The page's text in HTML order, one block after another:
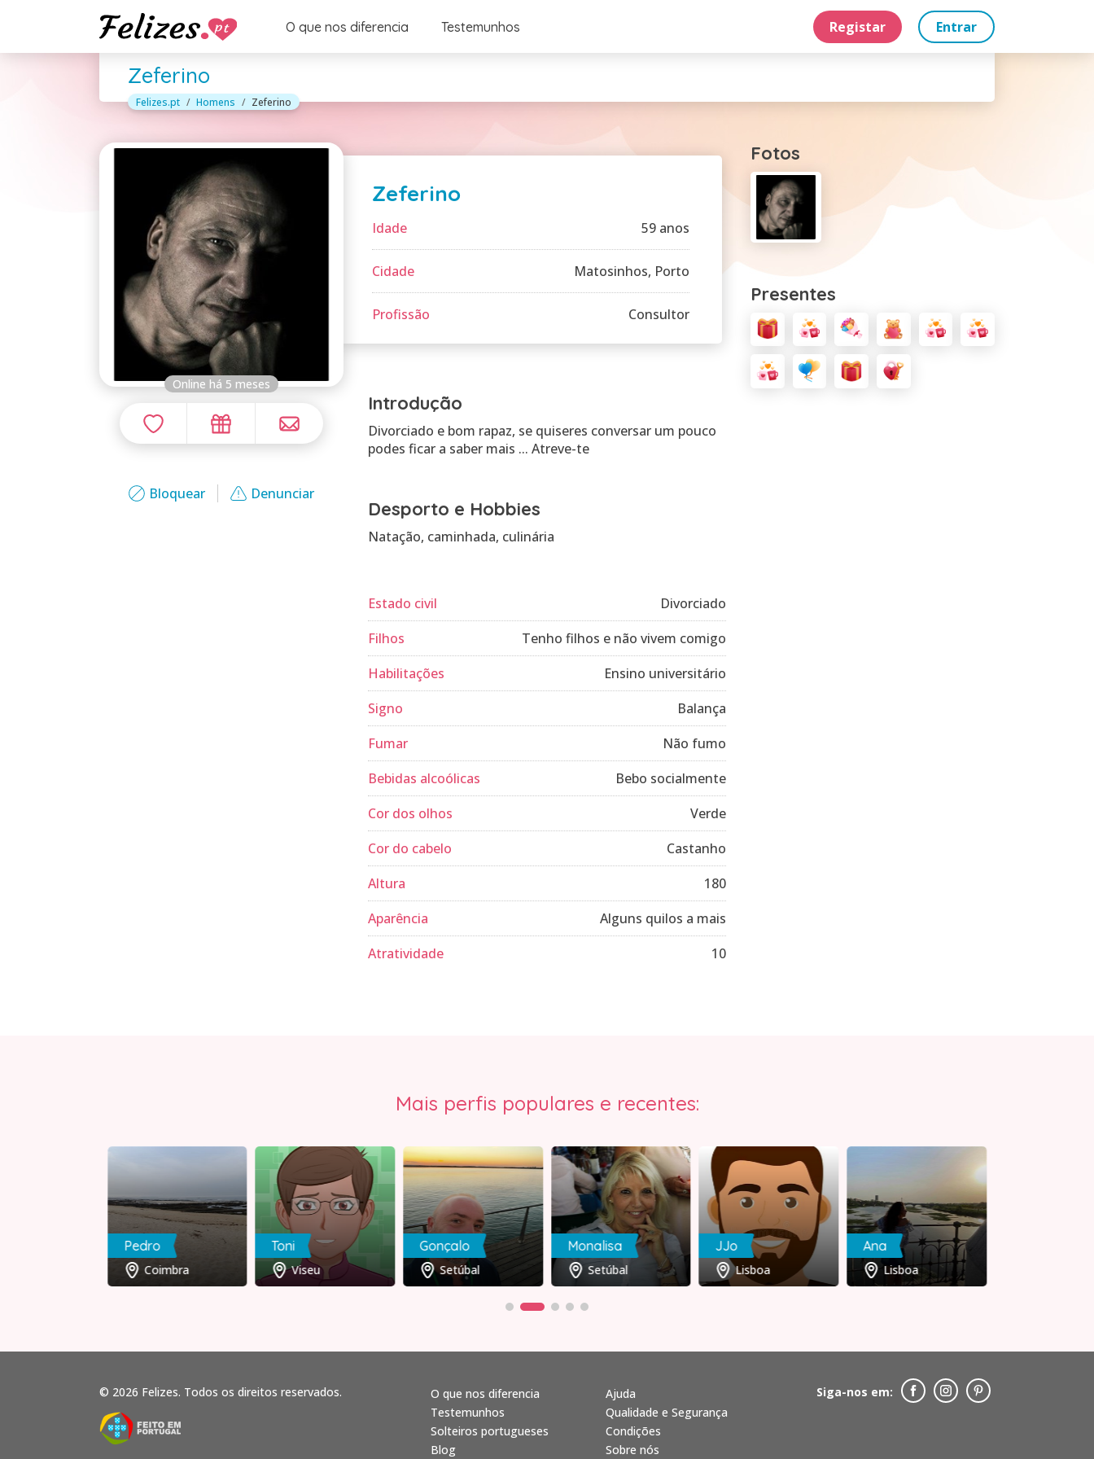
O que nos diferencia Testemunhos Registar Entrar
Zeferino
Felizes.pt Homens Zeferino
Online há 5 meses
Bloquear Denunciar
Zeferino
Idade 59 anos
Cidade Matosinhos, Porto
Profissão Consultor
Introdução
Divorciado e bom rapaz, se quiseres conversar um pouco
podes ficar a saber mais ... Atreve-te
Desporto e Hobbies
Natação, caminhada, culinária
Estado civil
Divorciado
Filhos
Tenho filhos e não vivem comigo
Habilitações
Ensino universitário
Signo
Balança
Fumar
Não fumo
Bebidas alcoólicas
Bebo socialmente
Cor dos olhos
Verde
Cor do cabelo
Castanho
Altura
180
Aparência
Alguns quilos a mais
Atratividade
10
Fotos
Presentes
Mais perfis populares e recentes:
Pedro
Coimbra
Toni
Viseu
Gonçalo
Setúbal
Monalisa
Setúbal
JJo
Lisboa
Ana
Lisboa
© 2026 Felizes. Todos os direitos reservados.
O que nos diferencia
Testemunhos
Solteiros portugueses
Blog
Ajuda
Qualidade e Segurança
Condições
Sobre nós
Siga-nos em: